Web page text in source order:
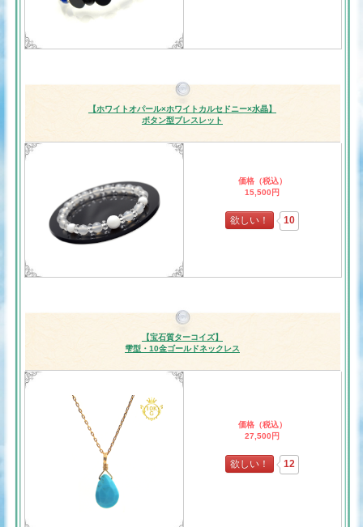
【ホワイトオパール×ホワイトカルセドニー×水晶】
ボタン型ブレスレット
価格（税込）
15,500円
欲しい！ 10
【宝石質ターコイズ】
雫型・10金ゴールドネックレス
価格（税込）
27,500円
欲しい！ 12